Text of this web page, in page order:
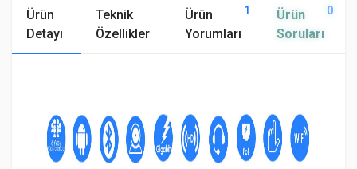
Ürün
Detayı
Teknik
Özellikler
Ürün
Yorumları
1
Ürün
Soruları
0